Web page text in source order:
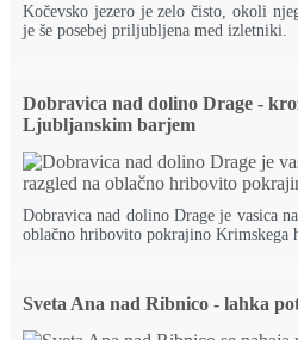
Kočevsko jezero je zelo čisto, okoli
je še posebej priljubljena med izletniki.
Dobravica nad dolino Drage -
Ljubljanskim barjem
Dobravica nad dolino Drage je vasica
oblačno hribovito pokrajino Krimskega
Sveta Ana nad Ribnico - lahka